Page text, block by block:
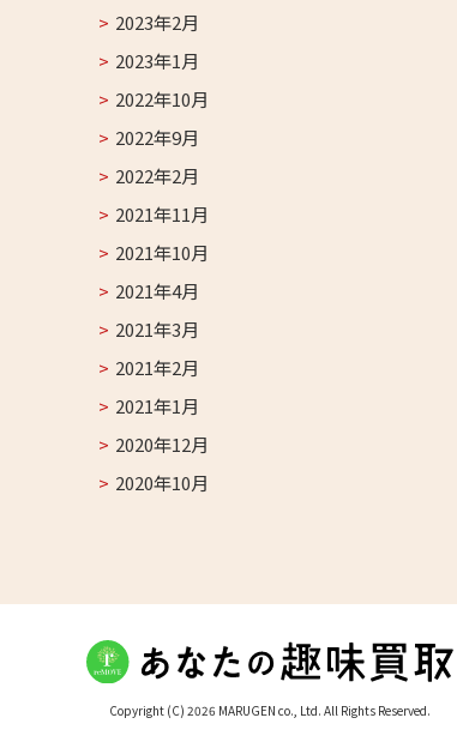
2023年2月
2023年1月
2022年10月
2022年9月
2022年2月
2021年11月
2021年10月
2021年4月
2021年3月
2021年2月
2021年1月
2020年12月
2020年10月
Copyright (C) 2026 MARUGEN co., Ltd. All Rights Reserved.